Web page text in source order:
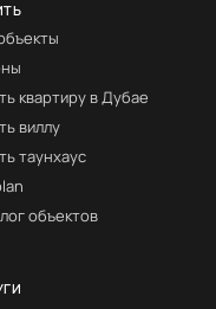
квартиру в Дубае
виллу
таунхаус
объектов